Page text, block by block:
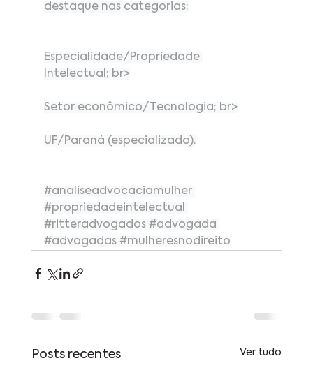
destaque nas categorias:
Especialidade/Propriedade
Intelectual; br>
Setor econômico/Tecnologia; br>
UF/Paraná (especializado).
#analiseadvocaciamulher
#propriedadeintelectual
#ritteradvogados #advogada
#advogadas #mulheresnodireito
Posts recentes Ver tudo